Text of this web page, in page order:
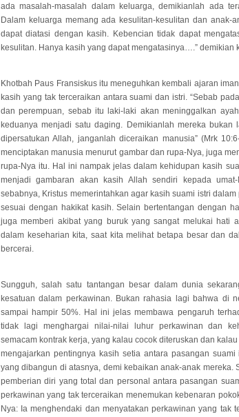
ada masalah-masalah dalam keluarga, demikianlah ada
Dalam keluarga memang ada kesulitan-kesulitan dan anak-
dapat diatasi dengan kasih. Kebencian tidak dapat
kesulitan. Hanya kasih yang dapat mengatasinya….” demikian
Khotbah Paus Fransiskus itu meneguhkan kembali ajaran
kasih yang tak terceraikan antara suami dan istri. “Sebab
dan perempuan, sebab itu laki-laki akan meninggalkan
keduanya menjadi satu daging. Demikianlah mereka
dipersatukan Allah, janganlah diceraikan manusia” (Mrk
menciptakan manusia menurut gambar dan rupa-Nya, juga
rupa-Nya itu. Hal ini nampak jelas dalam kehidupan kasih
menjadi gambaran akan kasih Allah sendiri kepada
sebabnya, Kristus memerintahkan agar kasih suami istri
sesuai dengan hakikat kasih. Selain bertentangan dengan
juga memberi akibat yang buruk yang sangat melukai hati
dalam keseharian kita, saat kita melihat betapa besar dan
bercerai.
Sungguh, salah satu tantangan besar dalam dunia
kesatuan dalam perkawinan. Bukan rahasia lagi bahwa di
sampai hampir 50%. Hal ini jelas membawa pengaruh
tidak lagi menghargai nilai-nilai luhur perkawinan dan
semacam kontrak kerja, yang kalau cocok diteruskan dan
mengajarkan pentingnya kasih setia antara pasangan
yang dibangun di atasnya, demi kebaikan anak-anak mereka.
pemberian diri yang total dan personal antara pasangan
perkawinan yang tak terceraikan menemukan kebenaran
Nya: Ia menghendaki dan menyatakan perkawinan yang tak